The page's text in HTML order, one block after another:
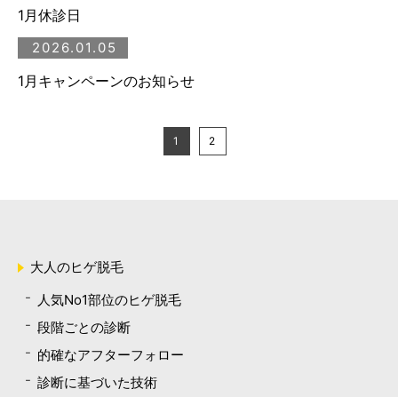
1月休診日
2026.01.05
1月キャンペーンのお知らせ
1 2
大人のヒゲ脱毛
人気No1部位のヒゲ脱毛
段階ごとの診断
的確なアフターフォロー
診断に基づいた技術